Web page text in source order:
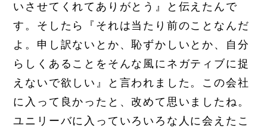
いさせてくれてありがとう』と伝えたんで
す。そしたら『それは当たり前のことなんだ
よ。申し訳ないとか、恥ずかしいとか、自分
らしくあることをそんな風にネガティブに捉
えないで欲しい』と言われました。この会社
に入って良かったと、改めて思いましたね。
ユニリーバに入っていろいろな人に会えたこ